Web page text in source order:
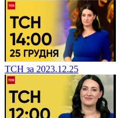
ТСН за 2023.12.25